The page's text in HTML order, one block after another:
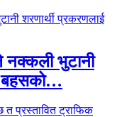
नक्कली भुटानी
बहसको…